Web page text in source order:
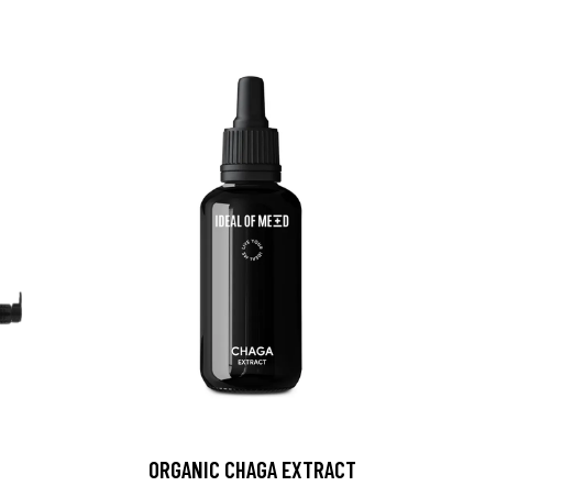
ORGANIC CHAGA EXTRACT